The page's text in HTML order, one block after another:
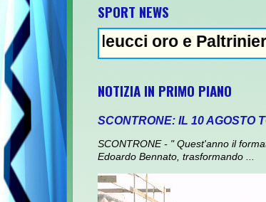
SPORT NEWS
oro e Paltrinieri bronzo
NOTIZIA IN PRIMO PIANO
SCONTRONE: IL 10 AGOSTO
SCONTRONE - " Quest'anno il
Edoardo Bennato, trasformando ...